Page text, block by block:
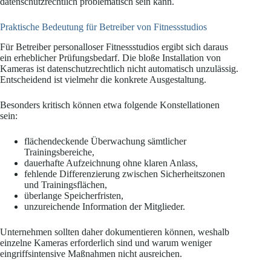
Praktische Bedeutung für Betreiber von Fitnessstudios
Für Betreiber personalloser Fitnessstudios ergibt sich daraus
ein erheblicher Prüfungsbedarf. Die bloße Installation von
Kameras ist datenschutzrechtlich nicht automatisch unzulässig.
Entscheidend ist vielmehr die konkrete Ausgestaltung.
Besonders kritisch können etwa folgende Konstellationen
sein:
flächendeckende Überwachung sämtlicher
Trainingsbereiche,
dauerhafte Aufzeichnung ohne klaren Anlass,
fehlende Differenzierung zwischen Sicherheitszonen
und Trainingsflächen,
überlange Speicherfristen,
unzureichende Information der Mitglieder.
Unternehmen sollten daher dokumentieren können, weshalb
einzelne Kameras erforderlich sind und warum weniger
eingriffsintensive Maßnahmen nicht ausreichen.